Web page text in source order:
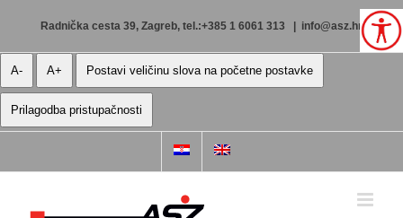
Radnička cesta 39, Zagreb, tel.:+385 1 6061 313 info@asz.hr
A- A+ Postavi veličinu slova na početne postavke
Prilagodba pristupačnosti